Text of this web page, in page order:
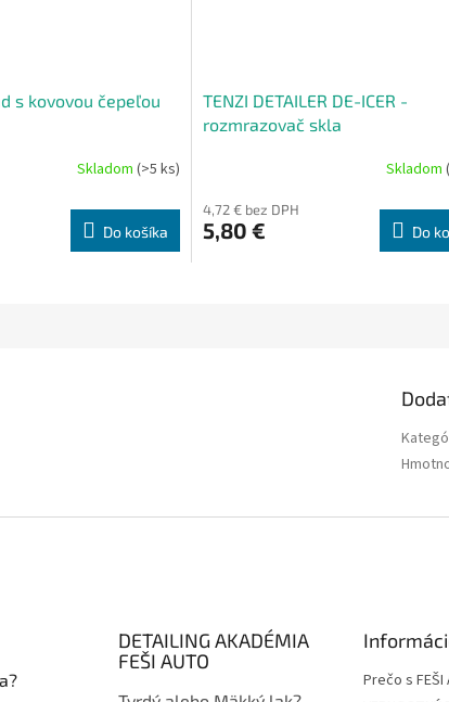
s kovovou čepeľou
Skladom (>5 ks)
Do košíka
TENZI DETAILER DE-ICER -
rozmrazovač skla
Skladom
4,72 € bez DPH
5,80 € Do
DETAILING AKADÉMIA
FEŠI AUTO
Prečo s FEŠI